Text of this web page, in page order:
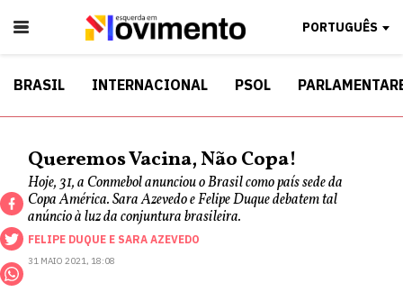
PORTUGUÊS
BRASIL INTERNACIONAL PSOL
Queremos Vacina, Não Copa!
Hoje, 31, a Conmebol anunciou o Brasil como país sede da
Copa América. Sara Azevedo e Felipe Duque debatem tal
anúncio à luz da conjuntura brasileira.
FELIPE DUQUE E SARA AZEVEDO
31 MAIO 2021, 18:08